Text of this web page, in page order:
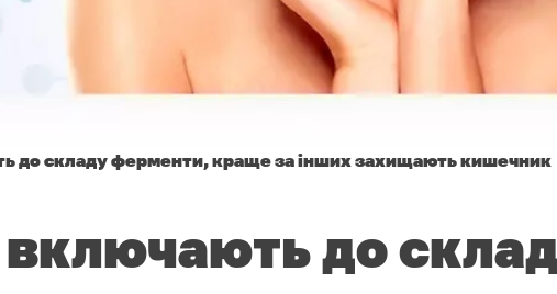
до складу ферменти, краще за інших захищають кишечник
до